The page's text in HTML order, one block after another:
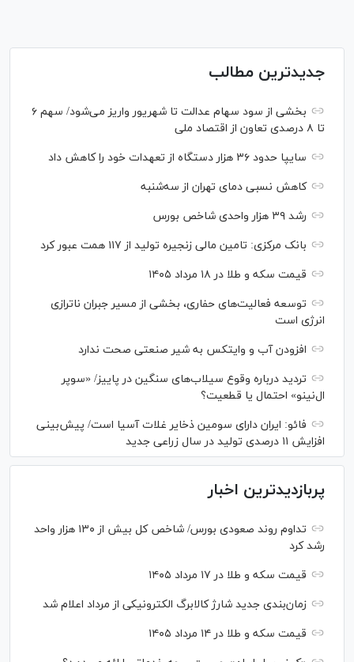
جدیدترین مطالب
بخشی از سود سهام عدالت تا شهریور واریز می‌شود/ سهم ۶
تا ۸ درصدی تعاون از اقتصاد ملی
سایپا حدود ۳۶ هزار دستگاه از تعهدات خود را کاهش داد
کاهش نسبی دمای تهران از سه‌شنبه
رشد ۳۹ هزار واحدی شاخص بورس
بانک مرکزی: تامین مالی زنجیره تولید از ۱۱۷ همت عبور کرد
قیمت سکه و طلا در ۱۸ مرداد ۱۴۰۵
توسعه فعالیت‌های حفاری، بخشی از مسیر جبران ناترازی
انرژی است
افزودن آب و وایتکس به شیر صنعتی صحت ندارد
تردید درباره وقوع سیلاب‌های سنگین در پاییز/ «سوپر
ال‌نینو» احتمال یا قطعیت؟
فائو: ایران دارای سومین ذخایر غلات آسیا است/ پیش‌بینی
افزایش ۱۱ درصدی تولید در سال زراعی جدید
پربازدیدترین اخبار
تداوم روند صعودی بورس/ شاخص کل بیش از ۱۳۰ هزار واحد
رشد کرد
قیمت سکه و طلا در ۱۷ مرداد ۱۴۰۵
زمان‌بندی جدید شارژ کالابرگ الکترونیکی از مرداد اعلام شد
قیمت سکه و طلا در ۱۴ مرداد ۱۴۰۵